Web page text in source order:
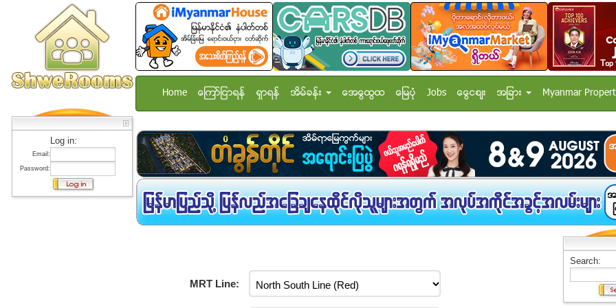
Log in:
Email:
Password:
Home ေၾကာ္ျငာရန္ ရွာရန္ အိမ္ခန္း အေထြေထြ ေျမပံု Jobs ေငြေစ်း အျခား Myanmar
MRT Line:
Search: